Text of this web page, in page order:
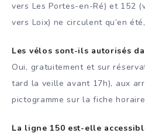
vers Les Portes-en-Ré) et 152
vers Loix) ne circulent qu’en
Les vélos sont-ils autorisés
Oui, gratuitement et sur
tard la veille avant 17h), aux
pictogramme sur la fiche
La ligne 150 est-elle